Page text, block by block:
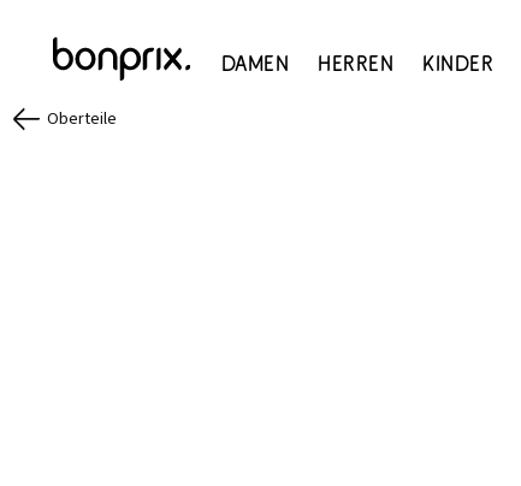
Damen Herren Kinder
Oberteile